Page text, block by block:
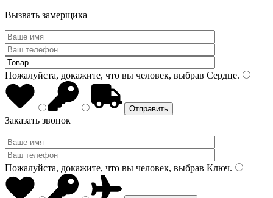
Вызвать замерщика
Пожалуйста, докажите, что вы человек, выбрав Сердце.
Заказать звонок
Пожалуйста, докажите, что вы человек, выбрав Ключ.